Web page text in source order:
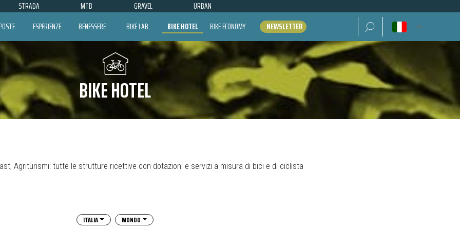
STRADA MTB GRAVEL URBAN
ESPERIENZE BENESSERE BIKE LAB BIKE HOTEL BIKE ECONOMY NEWSLETTER Ricerca per:
BIKE HOTEL
Agriturismi: tutte le strutture ricettive con dotazioni e servizi a misura di bici e di ciclista
ITALIA MONDO